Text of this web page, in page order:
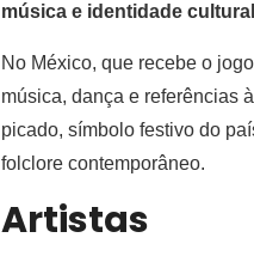
música e identidade
No México, que recebe o
música, dança e referências
picado, símbolo festivo do
folclore contemporâneo.
Artistas